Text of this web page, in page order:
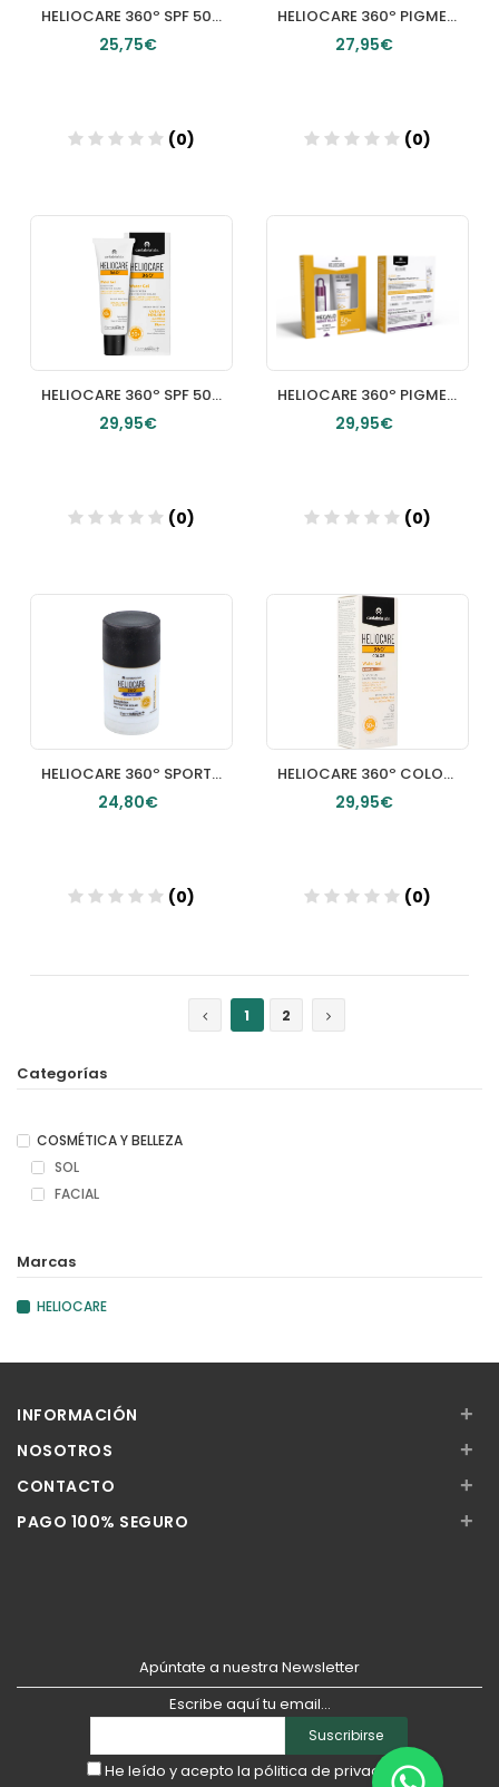
HELIOCARE 360º SPF 50+ PEDIATRICS PROTECTOR SOLAR 1 STICK 25 G
25,75€
(0)
Añadir
HELIOCARE 360º PIGMENT STICK SPF 50 1 ENVASE 10 G COLOR BEIGE
27,95€
(0)
HELIOCARE 360º SPF 50+ WATER GEL HIDRATACION LONGLASTING PROTECTOR SOLAR 50 ML
29,95€
(0)
Añadir
HELIOCARE 360º PIGMENT SOLUTION FLUID PROTECTOR SOLAR PROTEGE CORRIGE Y UNIFICA SPF50+ 50 ML
29,95€
(0)
Añadir
HELIOCARE 360º SPORT PROTECTOR SOLAR STICK SPF 50+ 1 ENVASE 25 G
24,80€
(0)
HELIOCARE 360º COLOR WATER GEL PROTECTOR SOLAR SPF 50+ 1 ENVASE 50 ML COLOR BRONZE
29,95€
(0)
1
2
Categorías
COSMÉTICA Y BELLEZA
SOL
FACIAL
Marcas
HELIOCARE
INFORMACIÓN +
NOSOTROS +
CONTACTO +
PAGO 100% SEGURO +
Apúntate a nuestra Newsletter
Escribe aquí tu email...
Suscribirse
He leído y acepto la pólitica de privacidad